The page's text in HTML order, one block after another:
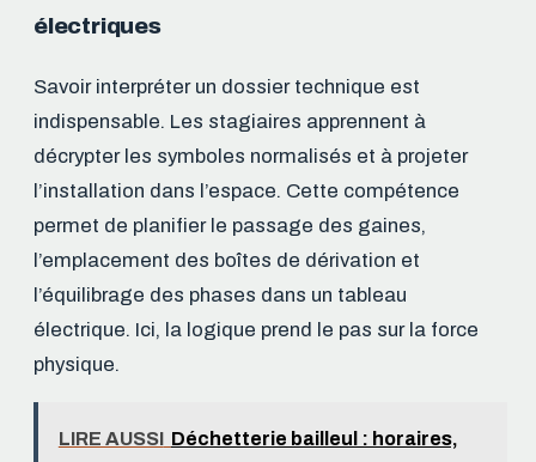
électriques
Savoir interpréter un dossier technique est
indispensable. Les stagiaires apprennent à
décrypter les symboles normalisés et à projeter
l’installation dans l’espace. Cette compétence
permet de planifier le passage des gaines,
l’emplacement des boîtes de dérivation et
l’équilibrage des phases dans un tableau
électrique. Ici, la logique prend le pas sur la force
physique.
LIRE AUSSI Déchetterie bailleul : horaires,